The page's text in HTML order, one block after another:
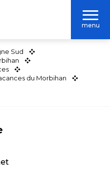
menu
Sud
du Morbihan